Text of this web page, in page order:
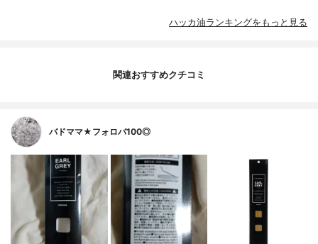
ハッカ油ランキングをもっと見る
関連おすすめクチコミ
バドママ★フォロバ100◎